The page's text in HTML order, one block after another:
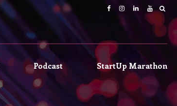
Podcast StartUp Marathon